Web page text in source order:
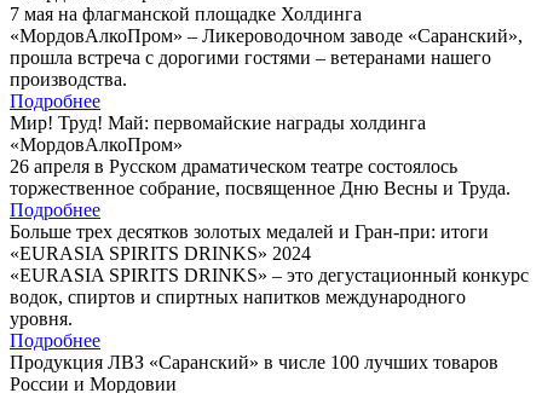
7 мая на флагманской площадке Холдинга
«МордовАлкоПром» – Ликероводочном заводе «Саранский»,
прошла встреча с дорогими гостями – ветеранами нашего
производства.
Подробнее
Мир! Труд! Май: первомайские награды холдинга
«МордовАлкоПром»
26 апреля в Русском драматическом театре состоялось
торжественное собрание, посвященное Дню Весны и Труда.
Подробнее
Больше трех десятков золотых медалей и Гран-при: итоги
«EURASIA SPIRITS DRINKS» 2024
«EURASIA SPIRITS DRINKS» – это дегустационный конкурс
водок, спиртов и спиртных напитков международного
уровня.
Подробнее
Продукция ЛВЗ «Саранский» в числе 100 лучших товаров
России и Мордовии